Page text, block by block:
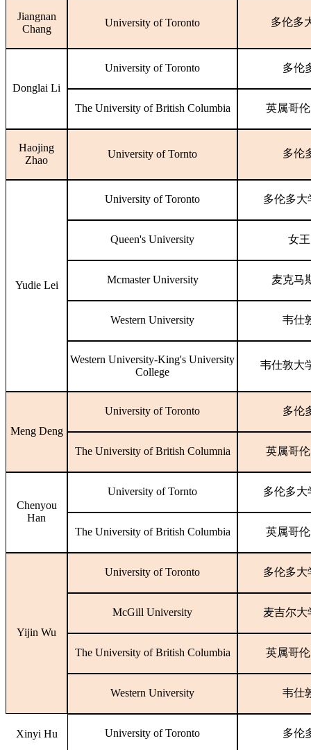
Jiangnan
Chang
University of Toronto 多伦多
Donglai Li
University of Toronto 多伦
The University of British Columbia 英属哥
Haojing
Zhao
University of Tornto 多伦
Yudie Lei
University of Toronto 多伦多大
Queen's University 女
Mcmaster University 麦克马
Western University 韦仕
Western University-King's University
College
韦仕敦大
Meng Deng
University of Toronto 多伦
The University of British Columnia 英属哥
Chenyou
Han
University of Tornto 多伦多大
The University of British Columbia 英属哥
Yijin Wu
University of Toronto 多伦多大
McGill University 麦吉尔大
The University of British Columbia 英属哥
Western University 韦仕
Xinyi Hu University of Toronto 多伦